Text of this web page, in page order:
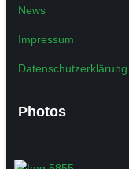
News
Impressum
Datenschutzerklärung
Photos